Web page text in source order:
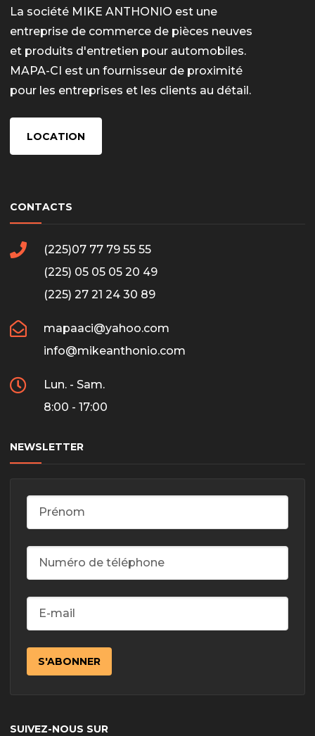
La société MIKE ANTHONIO est une
entreprise de commerce de pièces neuves
et produits d'entretien pour automobiles.
MAPA-CI est un fournisseur de proximité
pour les entreprises et les clients au détail.
LOCATION
CONTACTS
(225)07 77 79 55 55
(225) 05 05 05 20 49
(225) 27 21 24 30 89
mapaaci@yahoo.com
info@mikeanthonio.com
Lun. - Sam.
8:00 - 17:00
NEWSLETTER
SUIVEZ-NOUS SUR